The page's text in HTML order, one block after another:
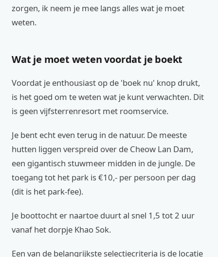
zorgen, ik neem je mee langs alles wat je moet
weten.
Wat je moet weten voordat je boekt
Voordat je enthousiast op de 'boek nu' knop drukt,
is het goed om te weten wat je kunt verwachten. Dit
is geen vijfsterrenresort met roomservice.
Je bent echt even terug in de natuur. De meeste
hutten liggen verspreid over de Cheow Lan Dam,
een gigantisch stuwmeer midden in de jungle. De
toegang tot het park is €10,- per persoon per dag
(dit is het park-fee).
Je boottocht er naartoe duurt al snel 1,5 tot 2 uur
vanaf het dorpje Khao Sok.
Een van de belangrijkste selectiecriteria is de locatie